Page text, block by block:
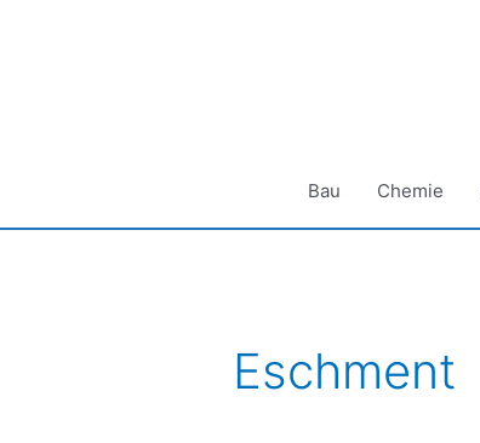
Bau Chemie
Eschment